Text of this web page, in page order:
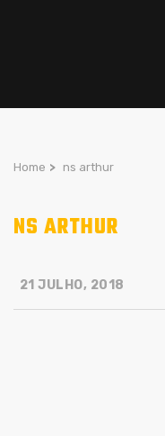
Home > ns arthur
NS ARTHUR
21 JULHO, 2018